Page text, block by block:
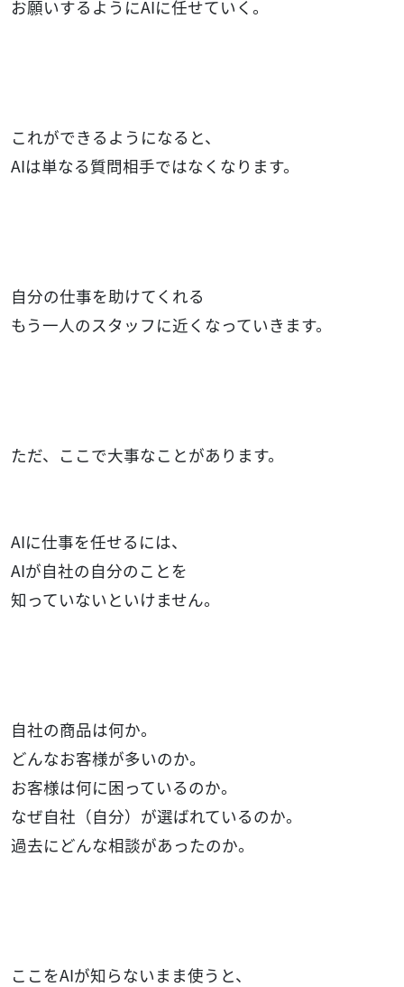
お願いするようにAIに任せていく。
これができるようになると、
AIは単なる質問相手ではなくなります。
自分の仕事を助けてくれる
もう一人のスタッフに近くなっていきます。
ただ、ここで大事なことがあります。
AIに仕事を任せるには、
AIが自社の自分のことを
知っていないといけません。
自社の商品は何か。
どんなお客様が多いのか。
お客様は何に困っているのか。
なぜ自社（自分）が選ばれているのか。
過去にどんな相談があったのか。
ここをAIが知らないまま使うと、